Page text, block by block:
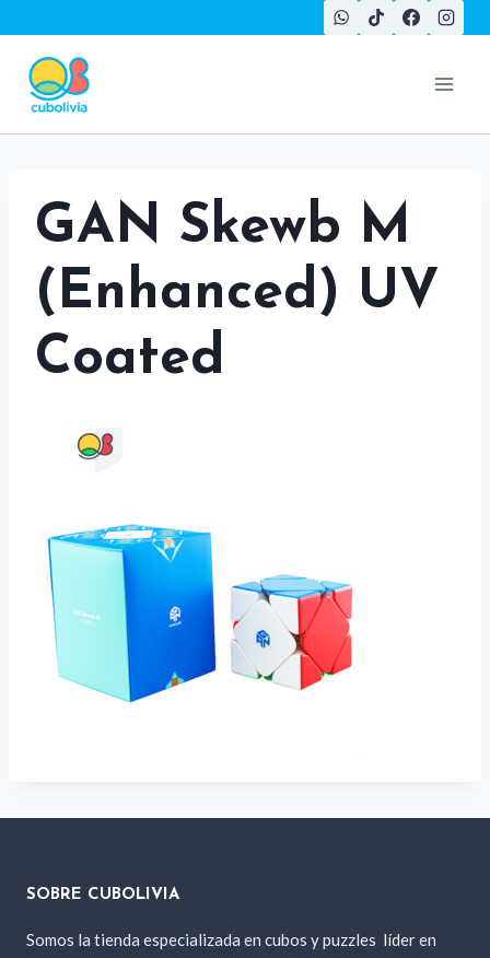
contenido
GAN Skewb M
(Enhanced) UV
Coated
SOBRE CUBOLIVIA
Somos la tienda especializada en cubos y puzzles líder en